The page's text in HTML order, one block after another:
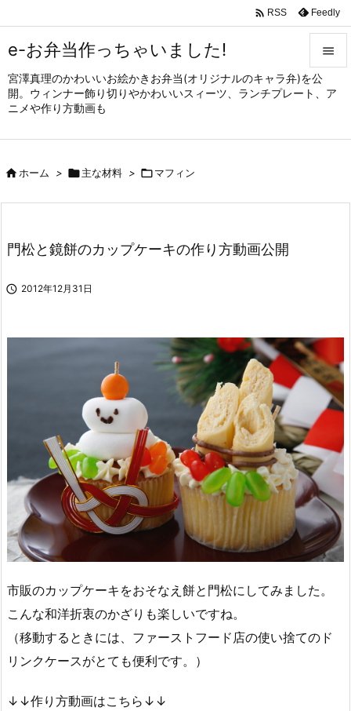
e-お弁当作っちゃいました!
宮澤真理のかわいいお絵かきお弁当(オリジナルのキャラ弁)を公
開。ウィンナー飾り切りやかわいいスィーツ、ランチプレート、ア
ニメや作り方動画も


メニュ
サイド

 RSS Feedly
ホーム > 主な材料 > マフィン
門松と鏡餅のカップケーキの作り方動画公開
 2012年12月31日
市販のカップケーキをおそなえ餅と門松にしてみました。
こんな和洋折衷のかざりも楽しいですね。
（移動するときには、ファーストフード店の使い捨てのド
リンクケースがとても便利です。）
↓↓作り方動画はこちら↓↓